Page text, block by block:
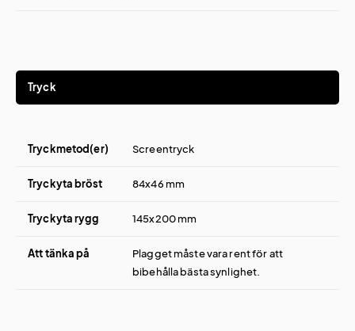
Tryck
Tryckmetod(er) Screentryck
Tryckyta bröst 84x46 mm
Tryckyta rygg 145x200 mm
Att tänka på
Plagget måste vara rent för att
bibehålla bästa synlighet.